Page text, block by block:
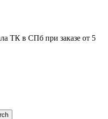
ТК в СПб при заказе от 5